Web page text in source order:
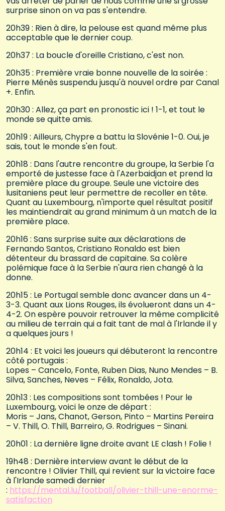
surprise sinon on va pas s'entendre.
20h39 : Rien à dire, la pelouse est quand même plus
acceptable que le dernier coup.
20h37 : La boucle d'oreille Cristiano, c'est non.
20h35 : Première vraie bonne nouvelle de la soirée :
Pierre Ménès suspendu jusqu'à nouvel ordre par Canal
+. Enfin.
20h30 : Allez, ça part en pronostic ici ! 1-1, et tout le
monde se quitte amis.
20h19 : Ailleurs, Chypre a battu la Slovénie 1-0. Oui, je
sais, tout le monde s'en fout.
20h18 : Dans l'autre rencontre du groupe, la Serbie l'a
emporté de justesse face à l'Azerbaidjan et prend la
première place du groupe. Seule une victoire des
lusitaniens peut leur permettre de recoller en tête.
Quant au Luxembourg, n'importe quel résultat positif
les maintiendrait au grand minimum à un match de la
première place.
20h16 : Sans surprise suite aux déclarations de
Fernando Santos, Cristiano Ronaldo est bien
détenteur du brassard de capitaine. Sa colère
polémique face à la Serbie n'aura rien changé à la
donne.
20h15 : Le Portugal semble donc avancer dans un 4-
3-3. Quant aux Lions Rouges, ils évolueront dans un 4-
4-2. On espère pouvoir retrouver la même complicité
au milieu de terrain qui a fait tant de mal à l'Irlande il y
a quelques jours !
20h14 : Et voici les joueurs qui débuteront la rencontre
côté portugais :
Lopes – Cancelo, Fonte, Ruben Dias, Nuno Mendes – B.
Silva, Sanches, Neves – Félix, Ronaldo, Jota.
20h13 : Les compositions sont tombées ! Pour le
Luxembourg, voici le onze de départ :
Moris – Jans, Chanot, Gerson, Pinto – Martins Pereira
– V. Thill, O. Thill, Barreiro, G. Rodrigues – Sinani.
20h01 : La dernière ligne droite avant LE clash ! Folie !
19h48 : Dernière interview avant le début de la
rencontre ! Olivier Thill, qui revient sur la victoire face
à l'Irlande samedi dernier
: https://mental.lu/football/olivier-thill-une-enorme-
satisfaction